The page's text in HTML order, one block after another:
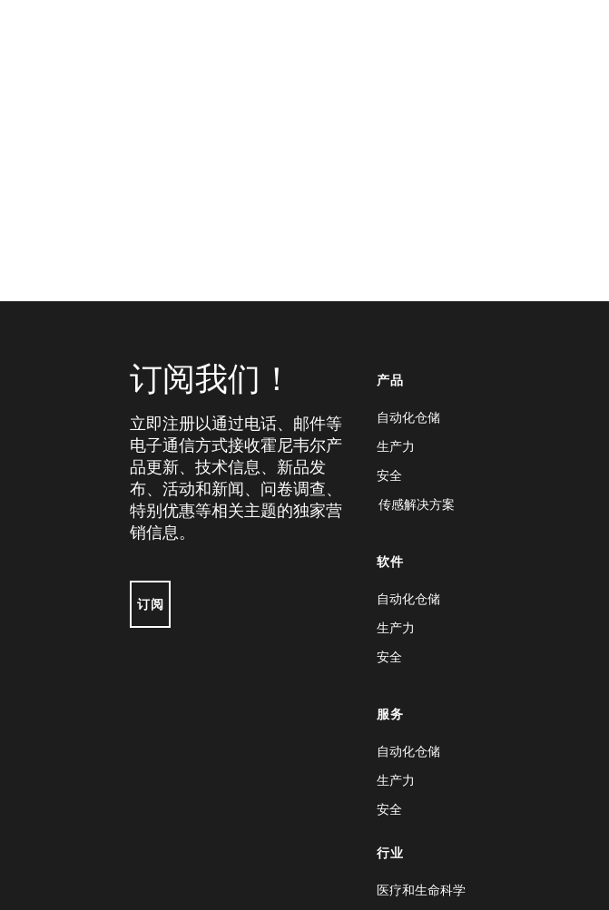
订阅我们！
立即注册以通过电话、邮件等
电子通信方式接收霍尼韦尔产
品更新、技术信息、新品发
布、活动和新闻、问卷调查、
特别优惠等相关主题的独家营
销信息。
订阅
产品
自动化仓储
生产力
安全
传感解决方案
软件
自动化仓储
生产力
安全
服务
自动化仓储
生产力
安全
行业
医疗和生命科学